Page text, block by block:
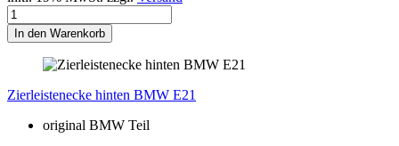
In den Warenkorb
Zierleistenecke hinten BMW E21
original BMW Teil